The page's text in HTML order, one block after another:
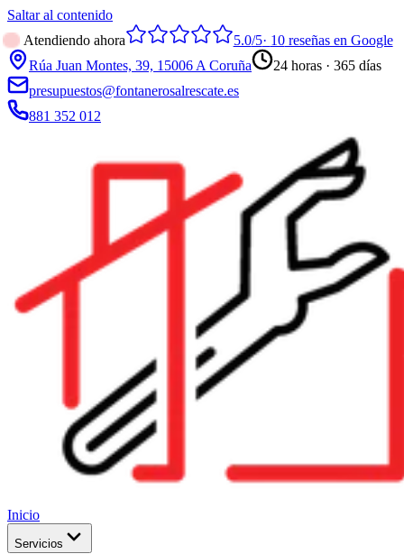
Saltar al contenido
Atendiendo ahora
5.0/5· 10reseñas en Google
Rúa Juan Montes, 39, 15006 A Coruña
24 horas · 365 días
presupuestos@fontanerosalrescate.es
881 352 012
Inicio
Servicios